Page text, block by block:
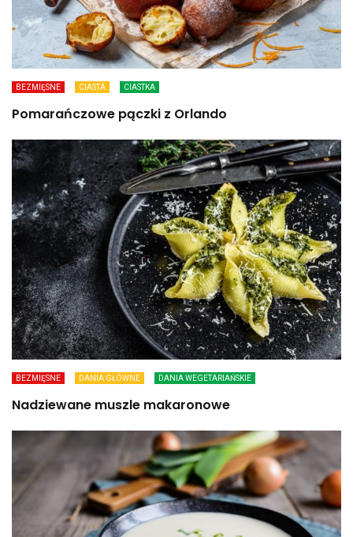
BEZMIĘSNE CIASTA CIASTKA
Pomarańczowe pączki z Orlando
BEZMIĘSNE DANIA GŁÓWNE DANIA WEGETARIAŃSKIE
Nadziewane muszle makaronowe